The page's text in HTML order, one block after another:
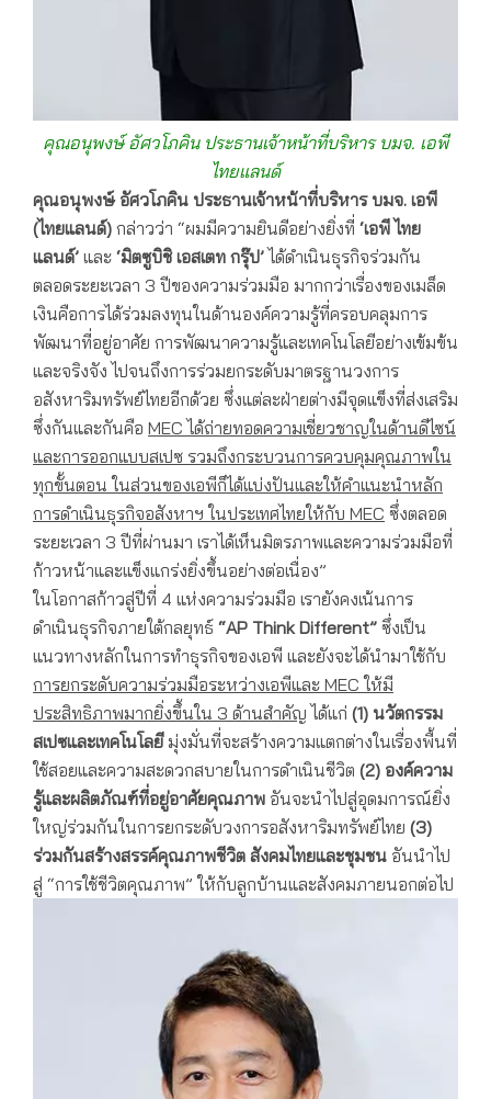
คุณอนุพงษ์ อัศวโภคิน ประธานเจ้าหน้าที่บริหาร บมจ. เอพี
ไทยแลนด์
คุณอนุพงษ์ อัศวโภคิน ประธานเจ้าหน้าที่บริหาร บมจ. เอพี
(ไทยแลนด์) กล่าวว่า “ผมมีความยินดีอย่างยิ่งที่ ‘เอพี ไทย
แลนด์’ และ ‘มิตซูบิชิ เอสเตท กรุ๊ป’ได้ดำเนินธุรกิจร่วมกัน
ตลอดระยะเวลา 3 ปีของความร่วมมือ มากกว่าเรื่องของเมล็ด
เงินคือการได้ร่วมลงทุนในด้านองค์ความรู้ที่ครอบคลุมการ
พัฒนาที่อยู่อาศัย การพัฒนาความรู้และเทคโนโลยีอย่างเข้มข้น
และจริงจัง ไปจนถึงการร่วมยกระดับมาตรฐานวงการ
อสังหาริมทรัพย์ไทยอีกด้วย ซึ่งแต่ละฝ่ายต่างมีจุดแข็งที่ส่งเสริม
ซึ่งกันและกันคือ MEC ได้ถ่ายทอดความเชี่ยวชาญในด้านดีไซน์
และการออกแบบสเปซ รวมถึงกระบวนการควบคุมคุณภาพใน
ทุกขั้นตอน ในส่วนของเอพีก็ได้แบ่งปันและให้คำแนะนำหลัก
การดำเนินธุรกิจอสังหาฯ ในประเทศไทยให้กับ MEC ซึ่งตลอด
ระยะเวลา 3 ปีที่ผ่านมา เราได้เห็นมิตรภาพและความร่วมมือที่
ก้าวหน้าและแข็งแกร่งยิ่งขึ้นอย่างต่อเนื่อง”
ในโอกาสก้าวสู่ปีที่ 4 แห่งความร่วมมือ เรายังคงเน้นการ
ดำเนินธุรกิจภายใต้กลยุทธ์ “AP Think Different” ซึ่งเป็น
แนวทางหลักในการทำธุรกิจของเอพี และยังจะได้นำมาใช้กับ
การยกระดับความร่วมมือระหว่างเอพีและ MEC ให้มี
ประสิทธิภาพมากยิ่งขึ้นใน 3 ด้านสำคัญ ได้แก่ (1) นวัตกรรม
สเปซและเทคโนโลยีมุ่งมั่นที่จะสร้างความแตกต่างในเรื่องพื้นที่
ใช้สอยและความสะดวกสบายในการดำเนินชีวิต (2) องค์ความ
รู้และผลิตภัณฑ์ที่อยู่อาศัยคุณภาพ อันจะนำไปสู่อุดมการณ์ยิ่ง
ใหญ่ร่วมกันในการยกระดับวงการอสังหาริมทรัพย์ไทย (3)
ร่วมกันสร้างสรรค์คุณภาพชีวิต สังคมไทยและชุมชน อันนำไป
สู่ “การใช้ชีวิตคุณภาพ” ให้กับลูกบ้านและสังคมภายนอกต่อไป